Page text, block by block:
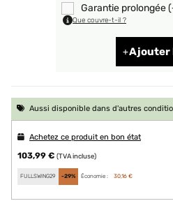
Garantie prolongée
Que couvre-t-il ?
Ajouter
Aussi disponible dans d'autres
Achetez ce produit en bon état
103,99 € (TVA incluse)
FULLSWING29 -29% Économie : 30,16 €